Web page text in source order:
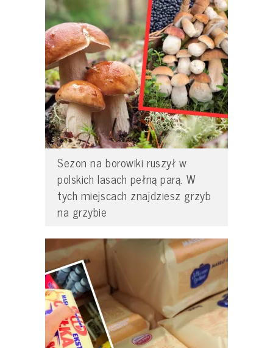
Sezon na borowiki ruszył w
polskich lasach pełną parą. W
tych miejscach znajdziesz grzyb
na grzybie